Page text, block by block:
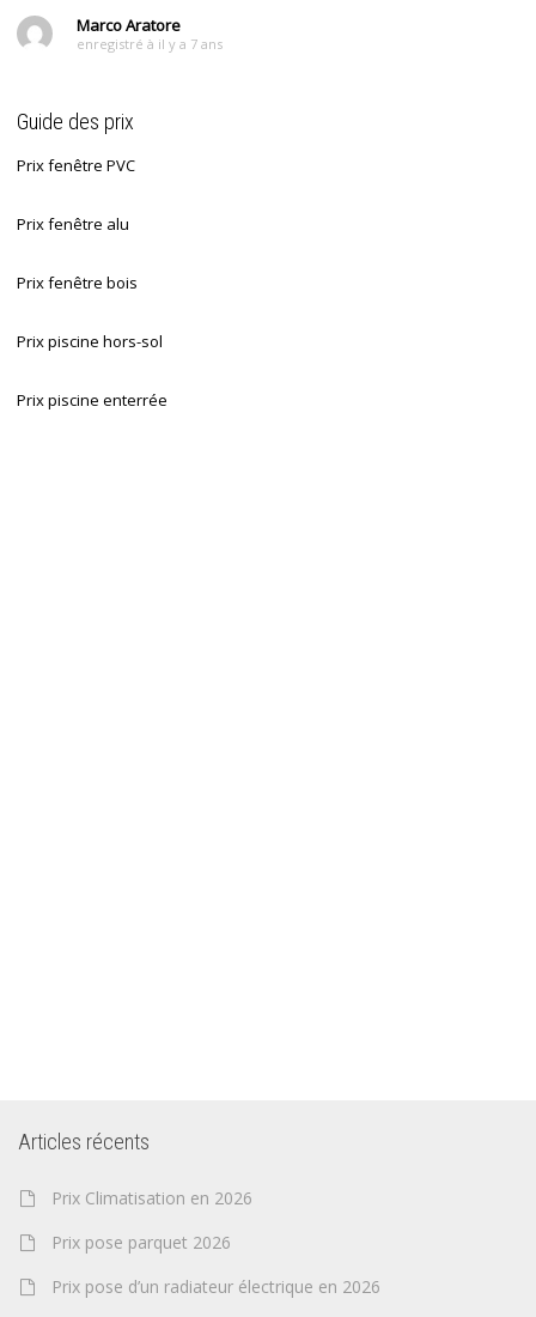
Marco Aratore
enregistré à il y a 7 ans
Guide des prix
Prix fenêtre PVC
Prix fenêtre alu
Prix fenêtre bois
Prix piscine hors-sol
Prix piscine enterrée
Articles récents
Prix Climatisation en 2026
Prix pose parquet 2026
Prix pose d’un radiateur électrique en 2026